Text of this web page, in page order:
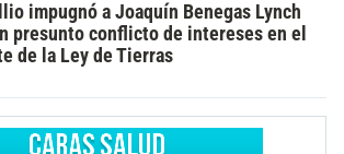
impugnó a Joaquín Benegas Lynch
presunto conflicto de intereses en el
de la Ley de Tierras